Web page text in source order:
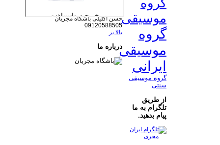
​حسن اکلیلی باشگاه مجریان
09120588505
بالا بر
درباره ما
گروه
موسیقی
گروه
موسیقی
ایرانی
گروه موسیقی
سنتی
از طریق
تلگرام به ما
پیام بدهید.